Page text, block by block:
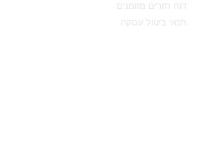
דוח תזרים מזומנים
תנאי ביטול עסקה